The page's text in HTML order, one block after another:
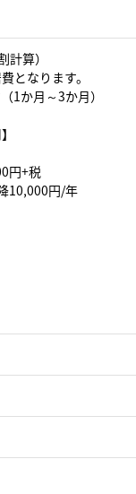
算）
となります。
1か月～3か月）
円+税
10,000円/年